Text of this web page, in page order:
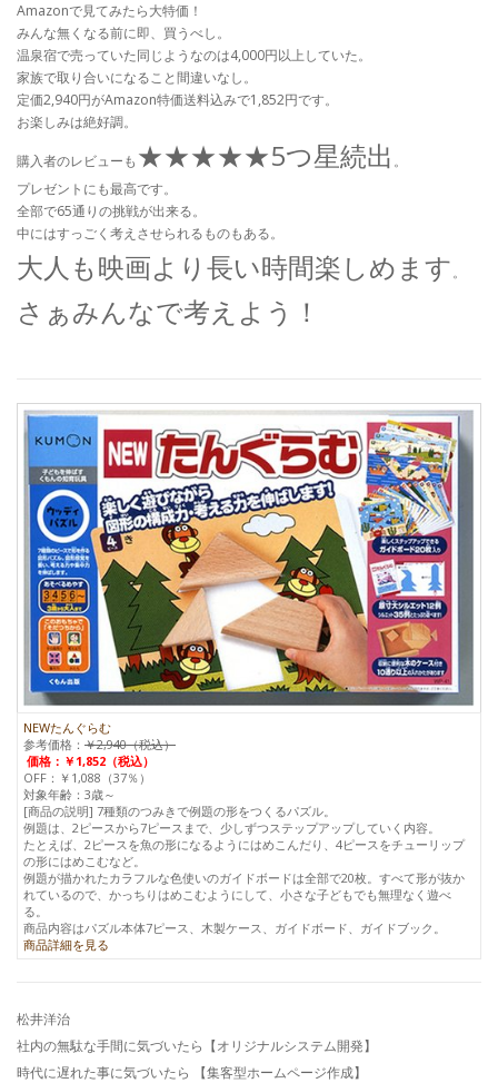
Amazonで見てみたら大特価！
みんな無くなる前に即、買うべし。
温泉宿で売っていた同じようなのは4,000円以上していた。
家族で取り合いになること間違いなし。
定価2,940円がAmazon特価送料込みで1,852円です。
お楽しみは絶好調。
購入者のレビューも ★★★★★5つ星続出 。
プレゼントにも最高です。
全部で65通りの挑戦が出来る。
中にはすっごく考えさせられるものもある。
大人も映画より長い時間楽しめます。
さぁみんなで考えよう！
NEWたんぐらむ
参考価格： ￥2,940（税込）
価格：￥1,852（税込）
OFF：￥1,088（37％）
対象年齢：3歳～
[商品の説明] 7種類のつみきで例題の形をつくるパズル。
例題は、2ピースから7ピースまで、少しずつステップアップしていく内容。
たとえば、2ピースを魚の形になるようにはめこんだり、4ピースをチューリップ
の形にはめこむなど。
例題が描かれたカラフルな色使いのガイドボードは全部で20枚。すべて形が抜か
れているので、かっちりはめこむようにして、小さな子どもでも無理なく遊べ
る。
商品内容はパズル本体7ピース、木製ケース、ガイドボード、ガイドブック。
商品詳細を見る
松井洋治
社内の無駄な手間に気づいたら【オリジナルシステム開発】
時代に遅れた事に気づいたら 【集客型ホームページ作成】